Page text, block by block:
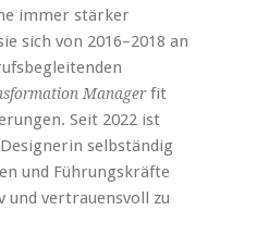
immer stärker
sich von 2016–2018 an
Managerfit
Seit 2022 ist
selbständig
und Führungskräfte
und vertrauensvoll zu